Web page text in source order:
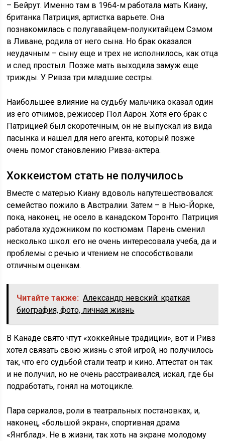
– Бейрут. Именно там в 1964-м работала мать Киану,
британка Патриция, артистка варьете. Она
познакомилась с полугавайцем-полукитайцем Сэмом
в Ливане, родила от него сына. Но брак оказался
неудачным – сыну еще и трех не исполнилось, как отца
и след простыл. Позже мать выходила замуж еще
трижды. У Ривза три младшие сестры.
Наибольшее влияние на судьбу мальчика оказал один
из его отчимов, режиссер Пол Аарон. Хотя его брак с
Патрицией был скоротечным, он не выпускал из вида
пасынка и нашел для него агента, который позже
очень помог становлению Ривза-актера.
Хоккеистом стать не получилось
Вместе с матерью Киану вдоволь напутешествовался:
семейство пожило в Австралии. Затем – в Нью-Йорке,
пока, наконец, не осело в канадском Торонто. Патриция
работала художником по костюмам. Парень сменил
несколько школ: его не очень интересовала учеба, да и
проблемы с речью и чтением не способствовали
отличным оценкам.
Читайте также: Александр невский: краткая
биография, фото, личная жизнь
В Канаде свято чтут «хоккейные традиции», вот и Ривз
хотел связать свою жизнь с этой игрой, но получилось
так, что его судьбой стали театр и кино. Аттестат он так
и не получил, но не очень расстраивался, искал, где бы
подработать, гонял на мотоцикле.
Пара сериалов, роли в театральных постановках, и,
наконец, «большой экран», спортивная драма
«Янгблад». Не в жизни, так хоть на экране молодому